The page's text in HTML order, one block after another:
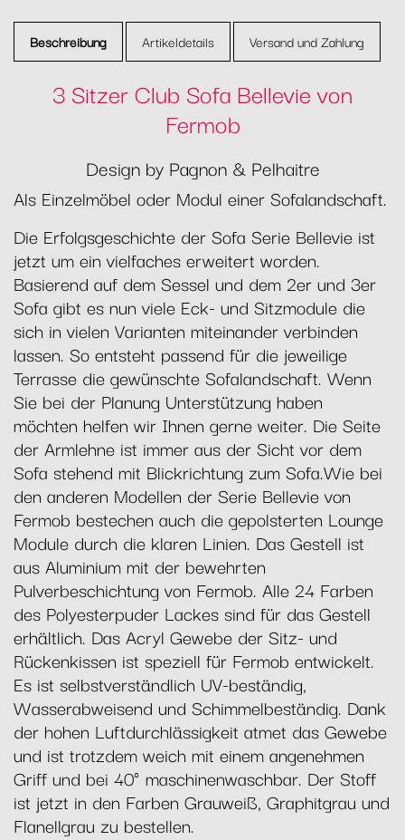
Beschreibung Artikeldetails Versand und Zahlung
3 Sitzer Club Sofa Bellevie von
Fermob
Design by Pagnon & Pelhaitre
Als Einzelmöbel oder Modul einer Sofalandschaft.
Die Erfolgsgeschichte der Sofa Serie Bellevie ist
jetzt um ein vielfaches erweitert worden.
Basierend auf dem Sessel und dem 2er und 3er
Sofa gibt es nun viele Eck- und Sitzmodule die
sich in vielen Varianten miteinander verbinden
lassen. So entsteht passend für die jeweilige
Terrasse die gewünschte Sofalandschaft. Wenn
Sie bei der Planung Unterstützung haben
möchten helfen wir Ihnen gerne weiter. Die Seite
der Armlehne ist immer aus der Sicht vor dem
Sofa stehend mit Blickrichtung zum Sofa.Wie bei
den anderen Modellen der Serie Bellevie von
Fermob bestechen auch die gepolsterten Lounge
Module durch die klaren Linien. Das Gestell ist
aus Aluminium mit der bewehrten
Pulverbeschichtung von Fermob. Alle 24 Farben
des Polyesterpuder Lackes sind für das Gestell
erhältlich. Das Acryl Gewebe der Sitz- und
Rückenkissen ist speziell für Fermob entwickelt.
Es ist selbstverständlich UV-beständig,
Wasserabweisend und Schimmelbeständig. Dank
der hohen Luftdurchlässigkeit atmet das Gewebe
und ist trotzdem weich mit einem angenehmen
Griff und bei 40° maschinenwaschbar. Der Stoff
ist jetzt in den Farben Grauweiß, Graphitgrau und
Flanellgrau zu bestellen.